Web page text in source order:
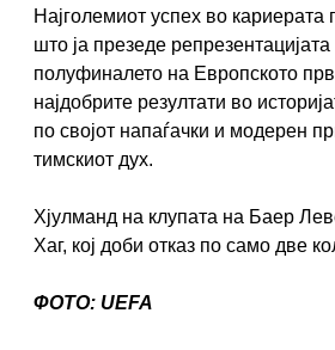
Најголемиот успех во кариерата
што ја презеде
полуфиналето на Европското
најдобрите резултати во
по својот напаѓачки и модерен
тимскиот дух.
Хјулманд на клупата на Баер
Хаг, кој доби отказ по само две
ФОТО: UEFA